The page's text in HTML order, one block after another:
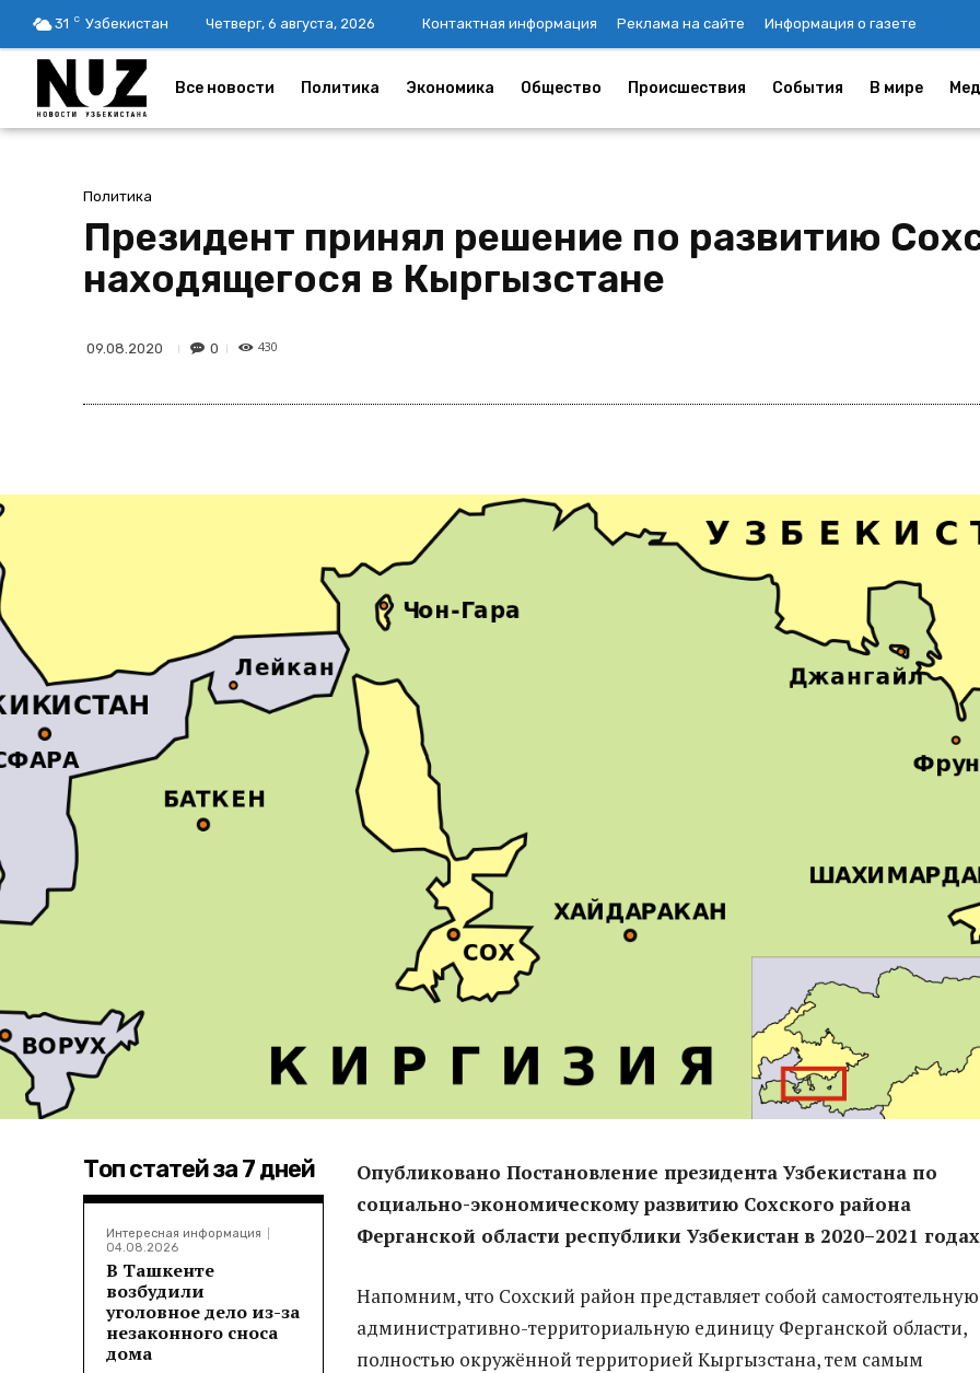
31 C Узбекистан Четверг, 6 августа, 2026 Контактная информация Реклама на сайте Информация о газете
Все новости Политика Экономика Общество Происшествия События В мире
Политика
Президент принял решение по развитию
находящегося в Кыргызстане
09.08.2020 0 430
Топ статей за 7 дней
Интересная информация
04.08.2026
В Ташкенте
возбудили
уголовное дело из-за
незаконного сноса
дома
Опубликовано Постановление президента Узбекистана по
социально-экономическому развитию Сохского района
Ферганской области республики Узбекистан в 2020–2021
Напомним, что Сохский район представляет собой самостоятельную
административно-территориальную единицу Ферганской области,
полностью окружённой территорией Кыргызстана, тем самым